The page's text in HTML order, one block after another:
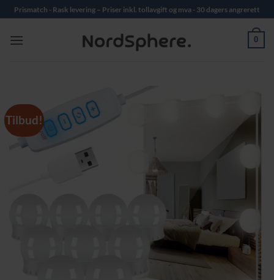
Skip
to
content
Prismatch - Rask levering – Priser inkl. tollavgift og mva - 30 dagers angrerett
0
Tilbud!